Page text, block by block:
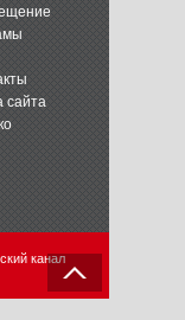
сайта
канал